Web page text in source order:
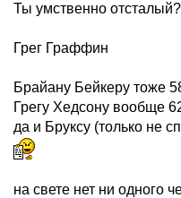
Ты умственно отсталый?
Грег Граффин
Брайану Бейкеру тоже
Грегу Хедсону вообще
да и Бруксу (только не
на свете нет ни одного